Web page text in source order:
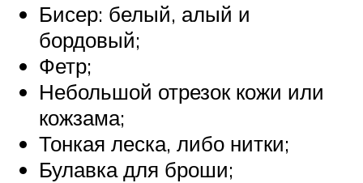
Бисер: белый, алый и
бордовый;
Фетр;
Небольшой отрезок кожи или
кожзама;
Тонкая леска, либо нитки;
Булавка для броши;